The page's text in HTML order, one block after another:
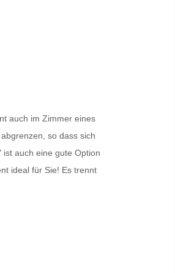
auch im Zimmer eines
so dass sich
auch eine gute Option
ideal für Sie! Es trennt